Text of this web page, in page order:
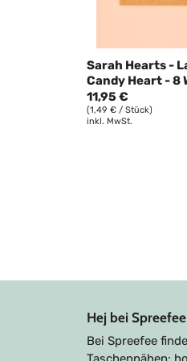
Sarah Hearts -
Candy Heart - 8
11,95 €
(1,49 € / Stück)
inkl. MwSt.
Hej bei
Bei Spreefee